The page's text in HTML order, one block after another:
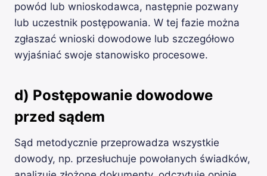
powód lub wnioskodawca, następnie pozwany
lub uczestnik postępowania. W tej fazie można
zgłaszać wnioski dowodowe lub szczegółowo
wyjaśniać swoje stanowisko procesowe.
d) Postępowanie dowodowe
przed sądem
Sąd metodycznie przeprowadza wszystkie
dowody, np. przesłuchuje powołanych świadków,